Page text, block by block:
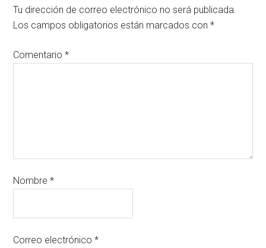
Tu dirección de correo electrónico no será publicada.
Los campos obligatorios están marcados con*
Comentario*
Nombre*
Correo electrónico*